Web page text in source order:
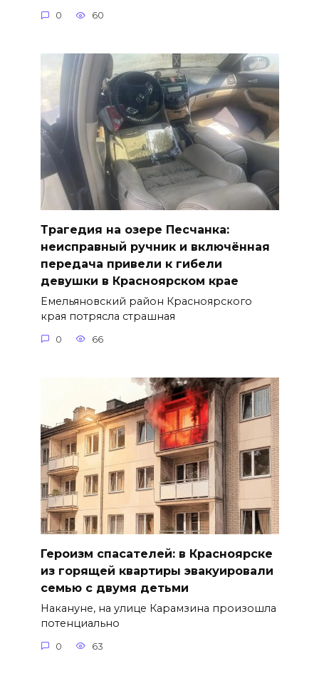
0 60
Трагедия на озере Песчанка:
неисправный ручник и включённая
передача привели к гибели
девушки в Красноярском крае
Емельяновский район Красноярского
края потрясла страшная
0 66
Героизм спасателей: в Красноярске
из горящей квартиры эвакуировали
семью с двумя детьми
Накануне, на улице Карамзина произошла
потенциально
0 63